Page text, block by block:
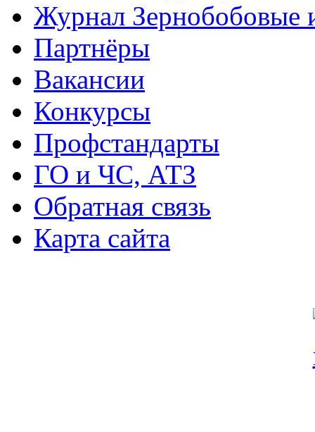
Журнал Зернобобовые
Партнёры
Вакансии
Конкурсы
Профстандарты
ГО и ЧС, АТЗ
Обратная связь
Карта сайта